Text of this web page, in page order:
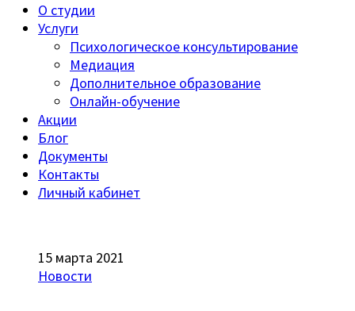
О студии
Услуги
Психологическое консультирование
Медиация
Дополнительное образование
Онлайн-обучение
Акции
Блог
Документы
Контакты
Личный кабинет
15 марта 2021
Новости